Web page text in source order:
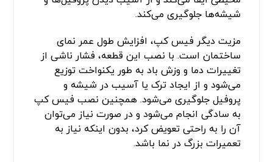
شیشه‌ها جلوگیری می‌کند.
مزیت دیگر فیس کپ، افزایش طول عمر نمای
ساختمان است. با نصب این قطعه، فشار ناشی از
تغییرات دما و وزش باد به طور یکنواخت توزیع
می‌شود و از ایجاد ترک یا آسیب در شیشه و
پروفیل جلوگیری می‌شود. همچنین نصب فیس کپ
به سادگی انجام می‌شود و در صورت نیاز می‌توان
آن را به راحتی تعویض کرد، بدون اینکه نیاز به
تعمیرات بزرگ در نما باشد.